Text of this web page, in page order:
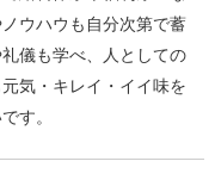
ウハウも自分次第で蓄
儀も学べ、人としての
気・キレイ・イイ味を
す。